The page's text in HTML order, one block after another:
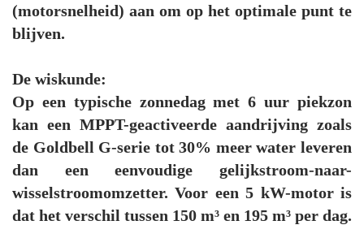
(motorsnelheid) aan om op het optimale punt te
blijven.
De wiskunde:
Op een typische zonnedag met 6 uur piekzon
kan een MPPT-geactiveerde aandrijving zoals
de Goldbell G-serie tot 30% meer water leveren
dan een eenvoudige gelijkstroom-naar-
wisselstroomomzetter. Voor een 5 kW-motor is
dat het verschil tussen 150 m³ en 195 m³ per dag.